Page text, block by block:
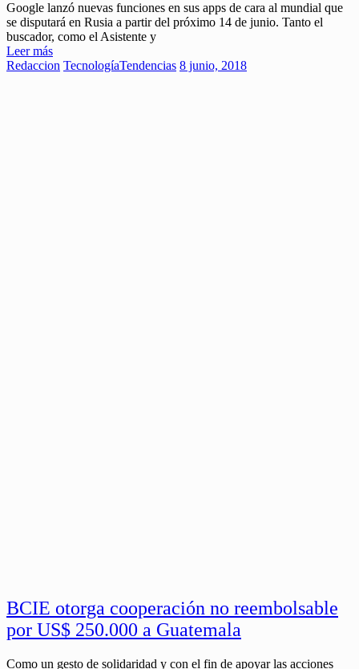
Google lanzó nuevas funciones en sus apps de cara al mundial que
se disputará en Rusia a partir del próximo 14 de junio. Tanto el
buscador, como el Asistente y
Leer más
Redaccion TecnologíaTendencias 8 junio, 2018
BCIE otorga cooperación no reembolsable
por US$ 250.000 a Guatemala
Como un gesto de solidaridad y con el fin de apoyar las acciones